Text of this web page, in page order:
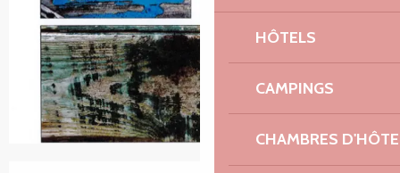
HÔTELS
CAMPINGS
CHAMBRES